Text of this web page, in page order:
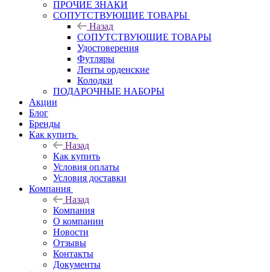
ПРОЧИЕ ЗНАКИ
СОПУТСТВУЮЩИЕ ТОВАРЫ
Назад
СОПУТСТВУЮЩИЕ ТОВАРЫ
Удостоверения
Футляры
Ленты орденские
Колодки
ПОДАРОЧНЫЕ НАБОРЫ
Акции
Блог
Бренды
Как купить
Назад
Как купить
Условия оплаты
Условия доставки
Компания
Назад
Компания
О компании
Новости
Отзывы
Контакты
Документы